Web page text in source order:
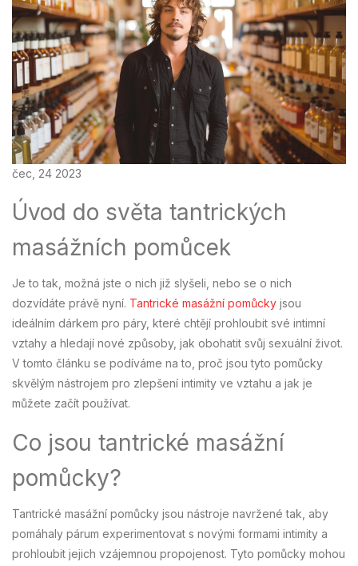
čec, 24 2023
Úvod do světa tantrických
masážních pomůcek
Je to tak, možná jste o nich již slyšeli, nebo se o nich
dozvídáte právě nyní. Tantrické masážní pomůcky jsou
ideálním dárkem pro páry, které chtějí prohloubit své intimní
vztahy a hledají nové způsoby, jak obohatit svůj sexuální život.
V tomto článku se podíváme na to, proč jsou tyto pomůcky
skvělým nástrojem pro zlepšení intimity ve vztahu a jak je
můžete začít používat.
Co jsou tantrické masážní
pomůcky?
Tantrické masážní pomůcky jsou nástroje navržené tak, aby
pomáhaly párum experimentovat s novými formami intimity a
prohloubit jejich vzájemnou propojenost. Tyto pomůcky mohou